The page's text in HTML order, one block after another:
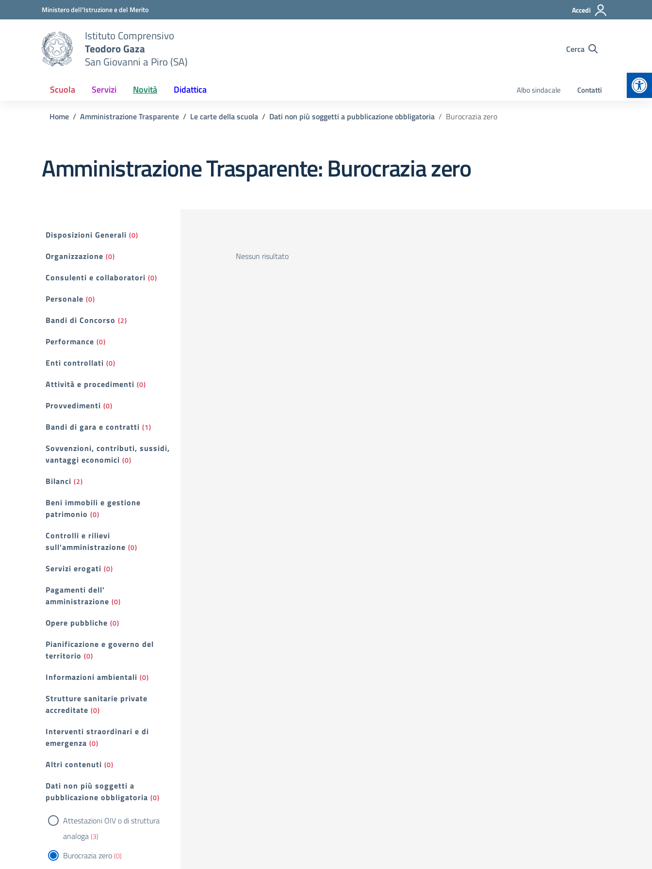
Vai ai contenuti
Vai al menu di navigazioneMinistero dell'Istruzione e del Merito Accedi
Istituto Comprensivo
Teodoro Gaza
San Giovanni a Piro (SA)
Cerca
Scuola Servizi Novità Didattica Albo sindacale Contatti
Home Amministrazione Trasparente Le carte della scuola Dati non più soggetti a pubblicazione obbligatoria Burocrazia zero
Amministrazione Trasparente:Burocrazia zero
Filtri
Disposizioni Generali (0)
Organizzazione (0)
Consulenti e collaboratori (0)
Personale (0)
Bandi di Concorso (2)
Performance (0)
Enti controllati (0)
Attività e procedimenti (0)
Provvedimenti (0)
Bandi di gara e contratti (1)
Sovvenzioni, contributi, sussidi,
vantaggi economici (0)
Bilanci (2)
Beni immobili e gestione
patrimonio (0)
Controlli e rilievi
sull'amministrazione (0)
Servizi erogati (0)
Pagamenti dell'
amministrazione (0)
Opere pubbliche (0)
Pianificazione e governo del
territorio (0)
Informazioni ambientali (0)
Strutture sanitarie private
accreditate (0)
Interventi straordinari e di
emergenza (0)
Altri contenuti (0)
Dati non più soggetti a
pubblicazione obbligatoria (0)
Attestazioni OIV o di struttura
analoga(3)
Burocrazia zero(0)
Nessun risultato